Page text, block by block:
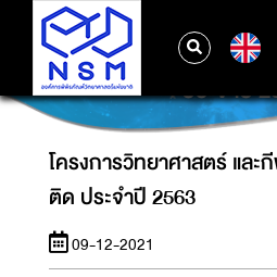
โครงการวิทยาศาสตร์ แล
ประจำปี
โครงการวิทยาศาสตร์ แล
ติด ประจำปี 2563
09-12-2021